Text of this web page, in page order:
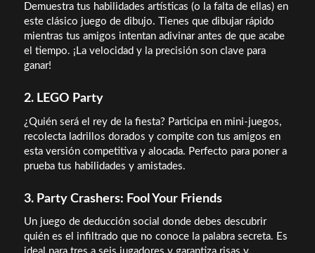
Demuestra tus habilidades artísticas (o la falta de ellas) en
este clásico juego de dibujo. Tienes que dibujar rápido
mientras tus amigos intentan adivinar antes de que acabe
el tiempo. ¡La velocidad y la precisión son clave para
ganar!
2. LEGO Party
¿Quién será el rey de la fiesta? Participa en mini-juegos,
recolecta ladrillos dorados y compite con tus amigos en
esta versión competitiva y alocada. Perfecto para poner a
prueba tus habilidades y amistades.
3. Party Crashers: Fool Your Friends
Un juego de deducción social donde debes descubrir
quién es el infiltrado que no conoce la palabra secreta. Es